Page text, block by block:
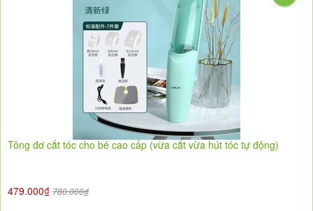
Tông đơ cắt tóc cho bé cao cấp (vừa cắt vừa hút tóc tự động)
479.000₫ 780.000₫